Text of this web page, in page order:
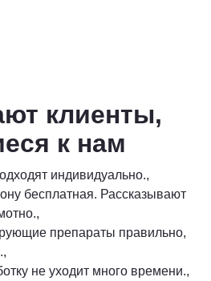
клиенты,
к нам
индивидуально.,
бесплатная. Рассказывают
препараты правильно,
не уходит много времени.,